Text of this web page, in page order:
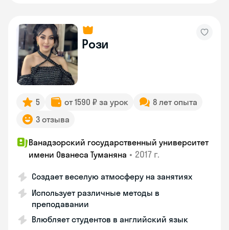
Рози
5 от 1590 ₽ за урок
8 лет опыта
3 отзыва
Ванадзорский государственный университет
имени Ованеса Туманяна • 2017 г.
Создает веселую атмосферу на занятиях
Использует различные методы в
преподавании
Влюбляет студентов в английский язык